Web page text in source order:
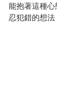
能抱著這種
忍犯錯的想法